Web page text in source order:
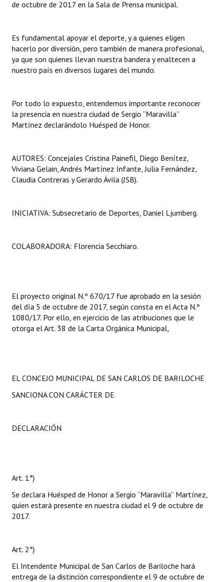
Huéspedes de Honor - Registro
Reconocimientos - Registro
Bariloche, Municipio intercultural
REFORMA DE LA CARTA ORGÁNICA
de octubre de 2017 en la Sala de Prensa municipal.
Es fundamental apoyar el deporte, y a quienes eligen
hacerlo por diversión, pero también de manera profesional,
ya que son quienes llevan nuestra bandera y enaltecen a
nuestro país en diversos lugares del mundo.
Por todo lo expuesto, entendemos importante reconocer
la presencia en nuestra ciudad de Sergio “Maravilla”
Martínez declarándolo Huésped de Honor.
AUTORES: Concejales Cristina Painefil, Diego Benítez,
Viviana Gelain, Andrés Martínez Infante, Julia Fernández,
Claudia Contreras y Gerardo Ávila (JSB).
INICIATIVA: Subsecretario de Deportes, Daniel Ljumberg.
COLABORADORA: Florencia Secchiaro.
El proyecto original N.º 670/17 fue aprobado en la sesión
del día 5 de octubre de 2017, según consta en el Acta N.º
1080/17. Por ello, en ejercicio de las atribuciones que le
otorga el Art. 38 de la Carta Orgánica Municipal,
EL CONCEJO MUNICIPAL DE SAN CARLOS DE BARILOCHE
SANCIONA CON CARÁCTER DE
DECLARACIÓN
Art. 1°)
Se declara Huésped de Honor a Sergio “Maravilla” Martínez,
quien estará presente en nuestra ciudad el 9 de octubre de
2017.
Art. 2°)
El Intendente Municipal de San Carlos de Bariloche hará
entrega de la distinción correspondiente el 9 de octubre de